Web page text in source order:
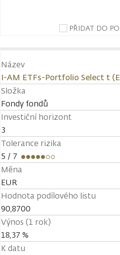
PŘIDAT DO
Název
I-AM ETFs-Portfolio Select t
Složka
Fondy fondů
Investiční horizont
3
Tolerance rizika
5 / 7
Měna
EUR
Hodnota podílového listu
90,8700
Výnos (1 rok)
18,37 %
K datu